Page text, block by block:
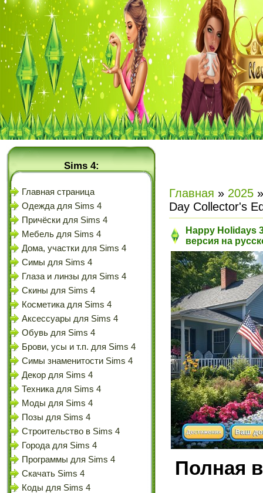
Sims 4:
Главная страница
Одежда для Sims 4
Причёски для Sims 4
Мебель для Sims 4
Дома, участки для Sims 4
Симы для Sims 4
Глаза и линзы для Sims 4
Скины для Sims 4
Косметика для Sims 4
Аксессуары для Sims 4
Обувь для Sims 4
Брови, усы и т.п. для Sims 4
Симы знаменитости Sims 4
Декор для Sims 4
Техника для Sims 4
Моды для Sims 4
Позы для Sims 4
Строительство в Sims 4
Города для Sims 4
Программы для Sims 4
Скачать Sims 4
Коды для Sims 4
Главная » 2025 »
Day Collector's
Happy Holidays
версия на
Полная